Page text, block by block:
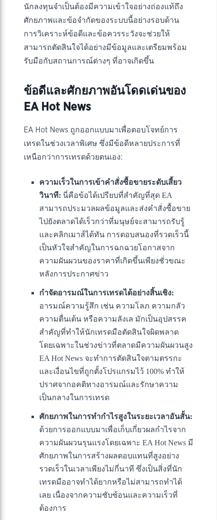
นักลงทุนจำเป็นต้องมีความเข้าใจอย่างถ่องแท้ถึง
ศักยภาพและข้อจำกัดของระบบนี้อย่างรอบด้าน
การวิเคราะห์ข้อดีและข้อควรระวังจะช่วยให้
สามารถตัดสินใจได้อย่างมีข้อมูลและเตรียมพร้อม
รับมือกับสถานการณ์ต่างๆ ที่อาจเกิดขึ้น
ข้อดีและศักยภาพอันโดดเด่นของ
EA Hot News
EA Hot News ถูกออกแบบมาเพื่อตอบโจทย์การ
เทรดในช่วงเวลาพิเศษ ซึ่งมีข้อดีหลายประการที่
เหนือกว่าการเทรดด้วยตนเอง:
ความเร็วในการเข้าคำสั่งซื้อขายระดับเสี้ยว
วินาที: นี่คือข้อได้เปรียบที่สำคัญที่สุด EA
สามารถประมวลผลข้อมูลและส่งคำสั่งซื้อขาย
ไปยังตลาดได้เร็วกว่าที่มนุษย์จะสามารถรับรู้
และคลิกเมาส์ได้ทัน การตอบสนองที่รวดเร็วนี้
เป็นหัวใจสำคัญในการฉกฉวยโอกาสจาก
ความผันผวนของราคาที่เกิดขึ้นเพียงชั่วขณะ
หลังการประกาศข่าว
กำจัดอารมณ์ในการเทรดได้อย่างสิ้นเชิง:
อารมณ์ความรู้สึก เช่น ความโลภ ความกลัว
ความตื่นเต้น หรือความลังเล มักเป็นอุปสรรค
สำคัญที่ทำให้นักเทรดมือตัดสินใจผิดพลาด
โดยเฉพาะในช่วงข่าวที่ตลาดมีความผันผวนสูง
EA Hot News จะทำการตัดสินใจตามตรรกะ
และเงื่อนไขที่ถูกตั้งโปรแกรมไว้ 100% ทำให้
ปราศจากอคติทางอารมณ์และรักษาความ
เป็นกลางในการเทรด
ศักยภาพในการทำกำไรสูงในระยะเวลาอันสั้น:
ด้วยการออกแบบมาเพื่อเก็บเกี่ยวผลกำไรจาก
ความผันผวนรุนแรงโดยเฉพาะ EA Hot News มี
ศักยภาพในการสร้างผลตอบแทนที่สูงอย่าง
รวดเร็วในเวลาเพียงไม่กี่นาที ซึ่งเป็นสิ่งที่นัก
เทรดมืออาจทำได้ยากหรือไม่สามารถทำได้
เลย เนื่องจากความซับซ้อนและความเร็วที่
ต้องการ